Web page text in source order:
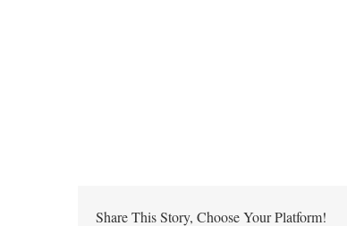
Share This Story, Choose Your Platform!